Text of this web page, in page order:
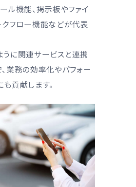
ル機能、掲示板やファイ
クフロー機能などが代表
に関連サービスと連携
業務の効率化やパフォー
貢献します。